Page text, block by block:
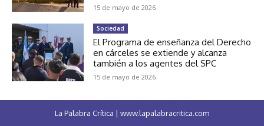
15 de mayo de 2026
Sociedad
El Programa de enseñanza del Derecho
en cárceles se extiende y alcanza
también a los agentes del SPC
15 de mayo de 2026
La Palabra Crítica | www.lapalabracritica.com